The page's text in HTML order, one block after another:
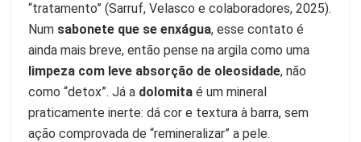
“tratamento” (Sarruf, Velasco e colaboradores, 2025).
Num sabonete que se enxágua, esse contato é
ainda mais breve, então pense na argila como uma
limpeza com leve absorção de oleosidade, não
como “detox”. Já a dolomita é um mineral
praticamente inerte: dá cor e textura à barra, sem
ação comprovada de “remineralizar” a pele.